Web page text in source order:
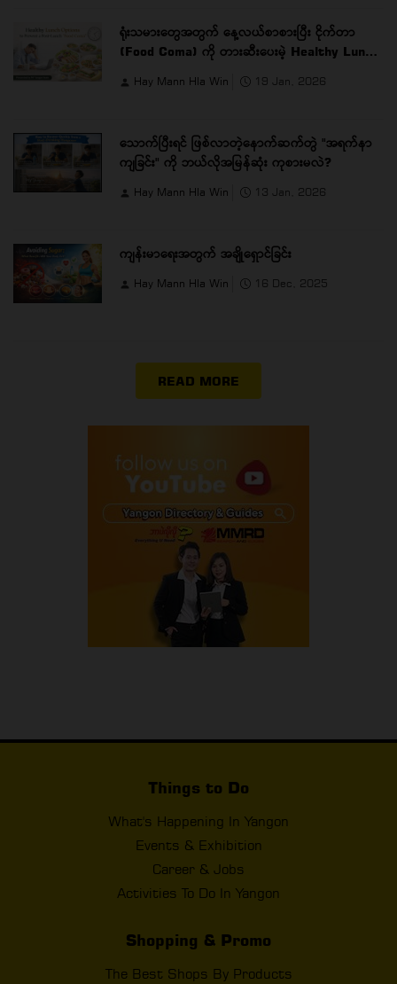
ရုံးသမားတွေအတွက် နေ့လယ်စာစားပြီး ငိုက်တာ
(Food Coma) ကို တားဆီးပေးမဲ့ Healthy Lunch
Hay Mann Hla Win 19 Jan, 2026
သောက်ပြီးရင် ဖြစ်လာတဲ့နောက်ဆက်တွဲ "အရက်နာ
ကျခြင်း" ကို ဘယ်လိုအမြန်ဆုံး ကုစားမလဲ?
Hay Mann Hla Win 13 Jan, 2026
ကျန်းမာရေးအတွက် အချိုရှောင်ခြင်း
Hay Mann Hla Win 16 Dec, 2025
READ MORE
Things to Do
What's Happening In Yangon
Events & Exhibition
Career & Jobs
Activities To Do In Yangon
Shopping & Promo
The Best Shops By Products